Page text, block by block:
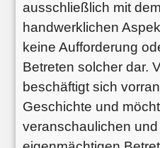
ausschließlich mit
handwerklichen
keine Aufforderung
Betreten solcher dar.
beschäftigt sich
Geschichte und
veranschaulichen